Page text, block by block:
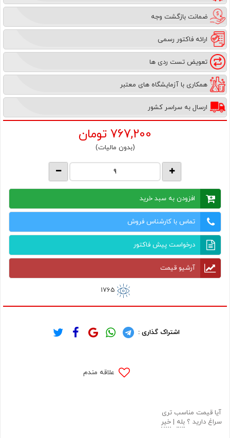
ضمانت بازگشت وجه
ارائه فاکتور رسمی
تعویض تست ردی ها
همکاری با آزمایشگاه های معتبر
ارسال به سراسر کشور
767,200 تومان
(بدون مالیات)
افزودن به سبد خرید
تماس با کارشناس فروش
درخواست پیش فاکتور
آرشیو قیمت
1765
اشتراک گذاری :
علاقه مندم
آیا قیمت مناسب تری
سراغ دارید ؟ بله | خیر